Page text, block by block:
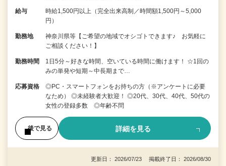
給与
時給1,500円以上（完全出来高制／時間額1,500円～5,000
円）
勤務地
神奈川県等【ご希望の地域でオシゴトできます♪ お気軽に
ご相談ください！】
勤務時間
1日5分～好きな時間、空いている時間に働けます！ ☆1回の
みの単発や短期～中長期まで…
応募資格
◎PC・スマートフォンをお持ちの方（※アンケートに必要
なため） ◎未経験者大歓迎！ ◎20代、30代、40代、50代の
女性の登録多数 ◎年齢不問
後で見る 詳細を見る
更新日： 2026/07/23 掲載終了日： 2026/08/30